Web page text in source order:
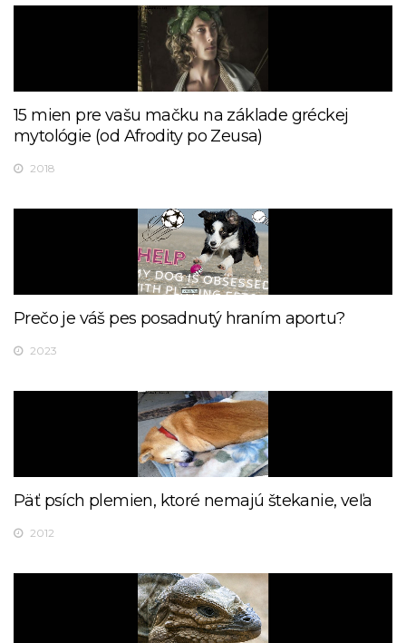
15 mien pre vašu mačku na základe gréckej
mytológie (od Afrodity po Zeusa)
2018
Prečo je váš pes posadnutý hraním aportu?
2023
Päť psích plemien, ktoré nemajú štekanie, veľa
2012